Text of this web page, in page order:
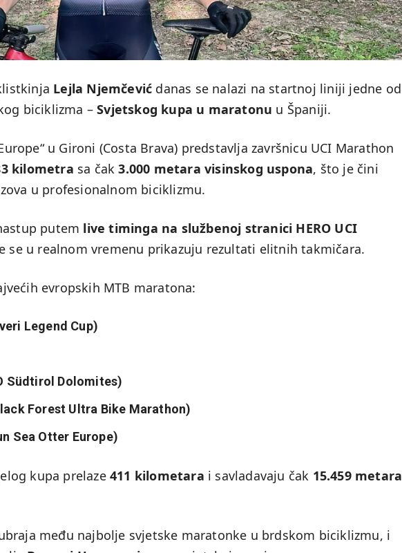
Lejla Njemčević danas se nalazi na startnoj liniji jedne od
biciklizma –Svjetskog kupa u maratonu u Španiji.
u Gironi (Costa Brava) predstavlja završnicu UCI Marathon
kilometra sa čak3.000 metara visinskog uspona, što je čini
u profesionalnom biciklizmu.
putem live timinga na službenoj stranici HERO UCI
se u realnom vremenu prikazuju rezultati elitnih takmičara.
evropskih MTB maratona:
Legend Cup)
Südtirol Dolomites)
Forest Ultra Bike Marathon)
Sea Otter Europe)
kupa prelaze 411 kilometara i savladavaju čak 15.459 metara
među najbolje svjetske maratonke u brdskom biciklizmu, i